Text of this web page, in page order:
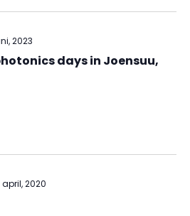
2023
days in Joensuu,
april, 2020